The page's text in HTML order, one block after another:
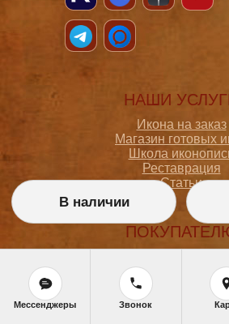
НАШИ
Икона на заказ
Магазин готовых
Школа
Реставрация
Статьи
Как сделать
Доставка и
Политика
В наличии
Мессенджеры Звонок